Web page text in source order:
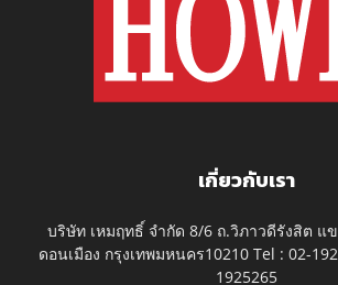
เกี่ยวกับเรา
บริษัท เหมฤทธิ์ จำกัด 8/6 ถ.วิภาวดีรังสิต แ
ดอนเมือง กรุงเทพมหนคร10210 Tel : 02-
1925265